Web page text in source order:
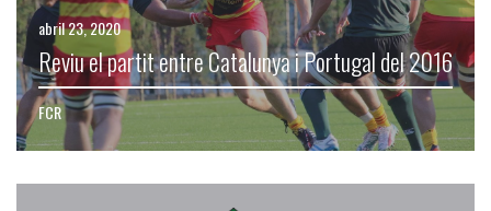
abril 23, 2020
Reviu el partit entre Catalunya i Portugal del 2016
FCR